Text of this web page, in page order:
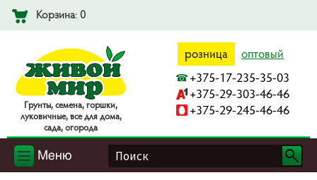
Корзина: 0
Гpyнты, ceмeнa, гopшки,
лyкoвичныe, вce для дoмa,
caдa, oгopoдa
розница оптовый
+375-17-235-35-03
+375-29-303-46-46
+375-29-245-46-46
Меню